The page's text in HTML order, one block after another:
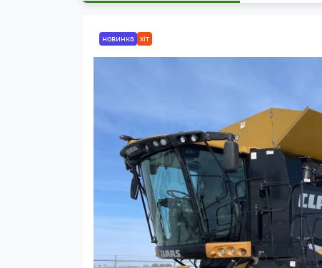
новинка хіт